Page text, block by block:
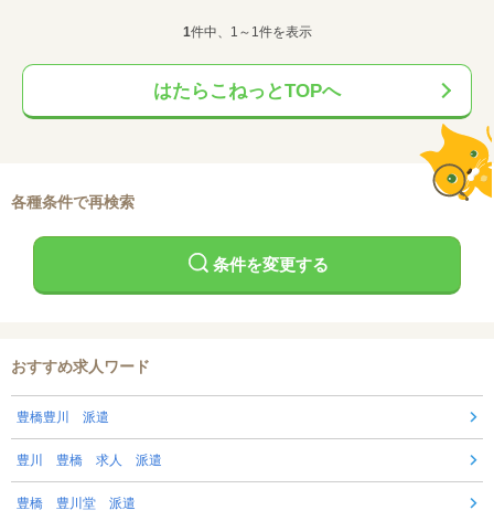
1件中、1～1件を表示
はたらこねっとTOPへ
各種条件で再検索
条件を変更する
おすすめ求人ワード
豊橋豊川 派遣
豊川 豊橋 求人 派遣
豊橋 豊川堂 派遣